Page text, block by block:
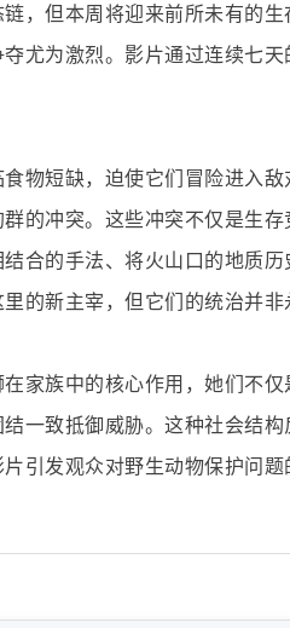
录
，但本周将迎来前所未有的
尤为激烈。影片通过连续七
物短缺，迫使它们冒险进入
的冲突。这些冲突不仅是生
合的手法、将火山口的地质
的新主宰，但它们的统治并非
家族中的核心作用，她们不
一致抵御威胁。这种社会结
引发观众对野生动物保护问